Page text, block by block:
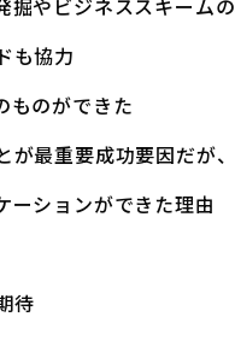
も協力
ものができた
最重要成功要因だが
ーションができた理由
待